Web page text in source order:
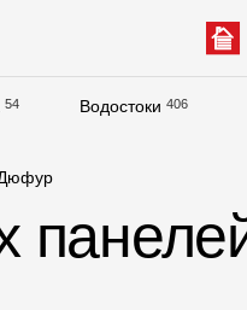
54 Водостоки 406